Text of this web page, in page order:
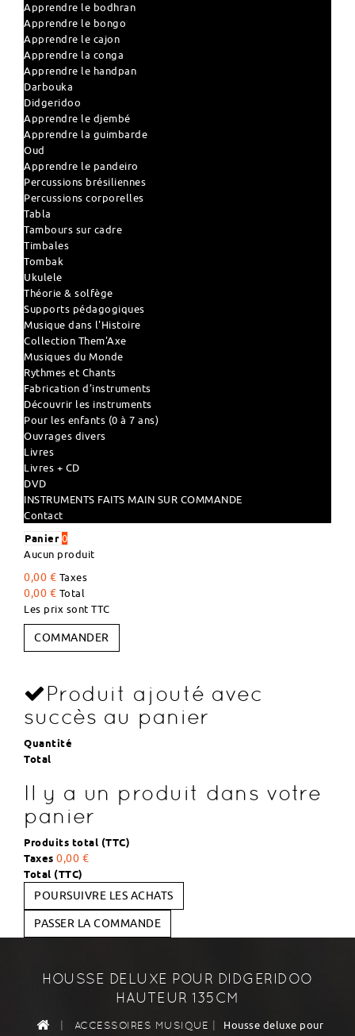
Apprendre le bodhran
Apprendre le bongo
Apprendre le cajon
Apprendre la conga
Apprendre le handpan
Darbouka
Didgeridoo
Apprendre le djembé
Apprendre la guimbarde
Oud
Apprendre le pandeiro
Percussions brésiliennes
Percussions corporelles
Tabla
Tambours sur cadre
Timbales
Tombak
Ukulele
Théorie & solfège
Supports pédagogiques
Musique dans l'Histoire
Collection Them'Axe
Musiques du Monde
Rythmes et Chants
Fabrication d'instruments
Découvrir les instruments
Pour les enfants (0 à 7 ans)
Ouvrages divers
Livres
Livres + CD
DVD
INSTRUMENTS FAITS MAIN SUR COMMANDE
Contact
Panier 0
Aucun produit
0,00 € Taxes
0,00 € Total
Les prix sont TTC
COMMANDER
Produit ajouté avec
succès au panier
Quantité
Total
Il y a un produit dans votre
panier
Produits total (TTC)
Taxes 0,00 €
Total (TTC)
POURSUIVRE LES ACHATS
PASSER LA COMMANDE
HOUSSE DELUXE POUR DIDGERIDOO
HAUTEUR 135CM
| ACCESSOIRES MUSIQUE |
Housse deluxe pour